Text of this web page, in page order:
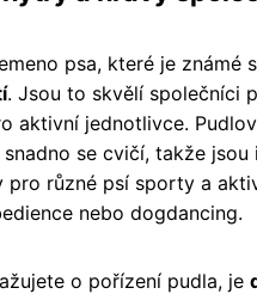
psa, které je známé
. Jsou to skvělí společníci
aktivní jednotlivce.
se cvičí, takže jsou
pro různé psí sporty a
nebo dogdancing.
o pořízení pudla, je